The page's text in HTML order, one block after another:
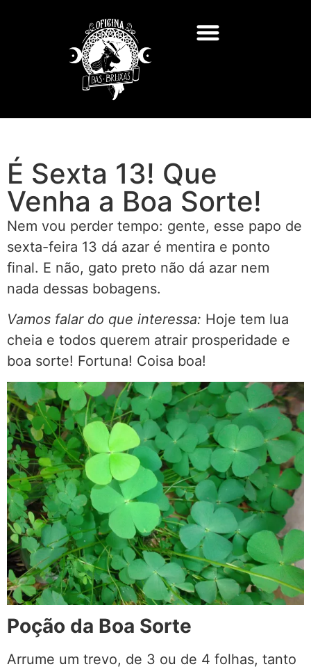
É Sexta 13! Que
Venha a Boa Sorte!
Nem vou perder tempo: gente, esse papo de
sexta-feira 13 dá azar é mentira e ponto
final. E não, gato preto não dá azar nem
nada dessas bobagens.
Vamos falar do que interessa: Hoje tem lua
cheia e todos querem atrair prosperidade e
boa sorte! Fortuna! Coisa boa!
Poção da Boa Sorte
Arrume um trevo, de 3 ou de 4 folhas, tanto